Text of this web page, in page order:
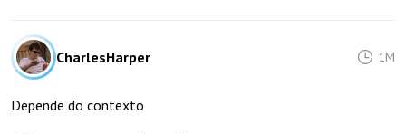
CharlesHarper 1M
Depende do contexto